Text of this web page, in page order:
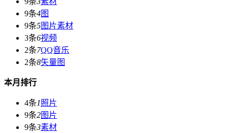
9条4图
9条5图片素材
3条6视频
2条7QQ音乐
2条8矢量图
本月排行
4条1照片
9条2图片
9条3素材